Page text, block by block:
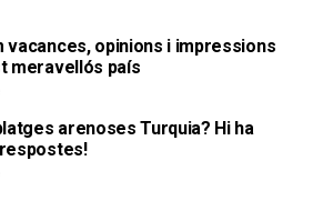
vacances, opinions i impressions
meravellós país
arenoses Turquia? Hi ha